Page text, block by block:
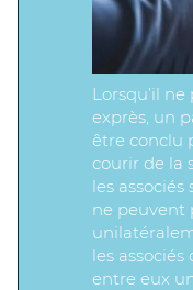
Lorsqu’il
exprès, un
être conclu
courir de la
les
ne peuvent
les
entre eux